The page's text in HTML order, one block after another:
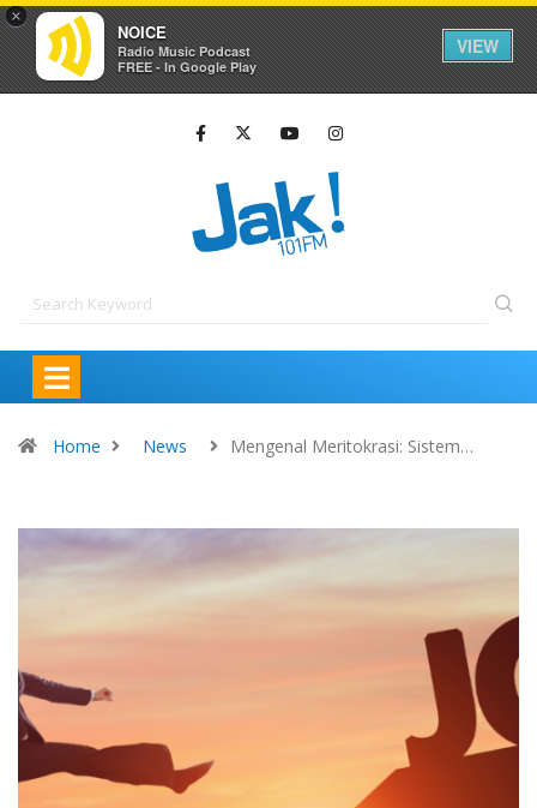
×
NOICE
Radio Music Podcast
FREE - In Google Play
VIEW
Home News Mengenal Meritokrasi: Sistem…